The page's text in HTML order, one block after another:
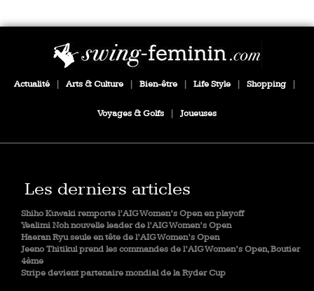
Actualité | Arts & Culture | Bien-être | Life Style | Shopping |
Voyages & Golfs | Joueuses
Les derniers articles
Shiho Kuwaki remporte l’AIG Women’s Open en playoff
Yealimi Noh nouvelle leader de l’AIG Women’s Open
Haeran Ryu seule en tête de l’AIG Women’s Open
Jeeno Thitikul prend les commandes de l’AIG Women’s Open, Boutier
4ème
Stripe devient partenaire mondial de la Ryder Cup